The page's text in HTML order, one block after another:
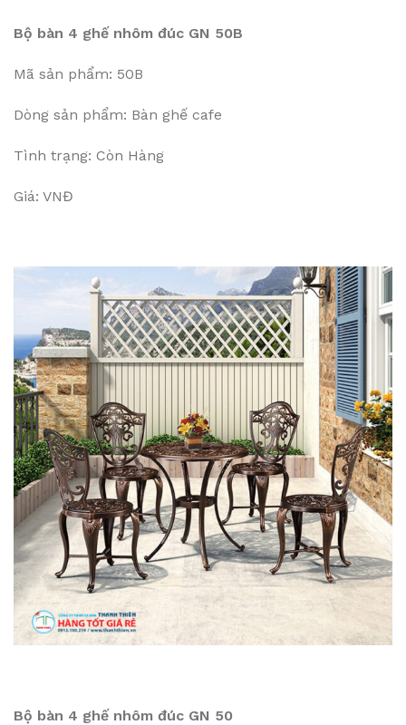
Bộ bàn 4 ghế nhôm đúc GN 50B
Mã sản phẩm: 50B
Dòng sản phẩm: Bàn ghế cafe
Tình trạng: Còn Hàng
Giá: VNĐ
Bộ bàn 4 ghế nhôm đúc GN 50